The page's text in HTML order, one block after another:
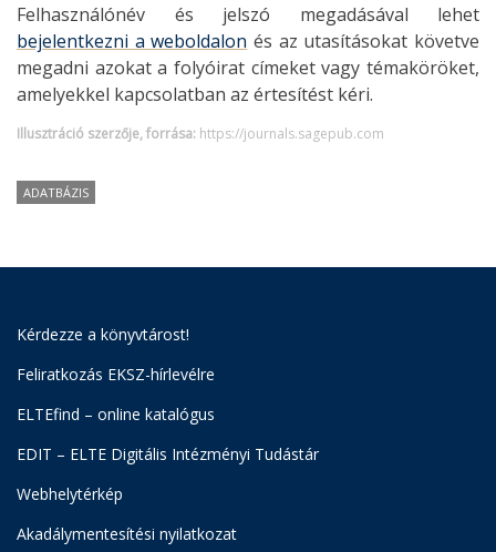
Felhasználónév és jelszó megadásával lehet
bejelentkezni a weboldalon és az utasításokat követve
megadni azokat a folyóirat címeket vagy témaköröket,
amelyekkel kapcsolatban az értesítést kéri.
Illusztráció szerzője, forrása: https://journals.sagepub.com
ADATBÁZIS
Kérdezze a könyvtárost!
Feliratkozás EKSZ-hírlevélre
ELTEfind – online katalógus
EDIT – ELTE Digitális Intézményi Tudástár
Webhelytérkép
Akadálymentesítési nyilatkozat